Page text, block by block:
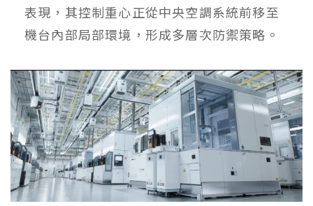
表現，其控制重心正從中央空調系統前移至
機台內部局部環境，形成多層次防禦策略。